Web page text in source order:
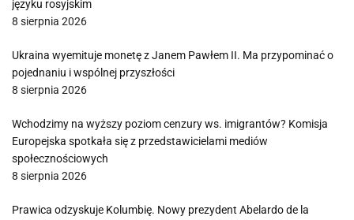
języku rosyjskim
8 sierpnia 2026
Ukraina wyemituje monetę z Janem Pawłem II. Ma przypominać o
pojednaniu i wspólnej przyszłości
8 sierpnia 2026
Wchodzimy na wyższy poziom cenzury ws. imigrantów? Komisja
Europejska spotkała się z przedstawicielami mediów
społecznościowych
8 sierpnia 2026
Prawica odzyskuje Kolumbię. Nowy prezydent Abelardo de la